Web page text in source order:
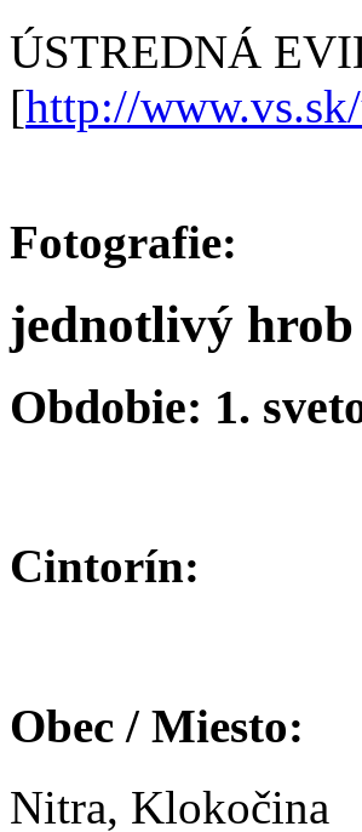
ÚSTREDNÁ
[http://
Fotografie:
jednotlivý hrob
Obdobie: 1.
Cintorín:
Obec / Miesto:
Nitra, Klokočina